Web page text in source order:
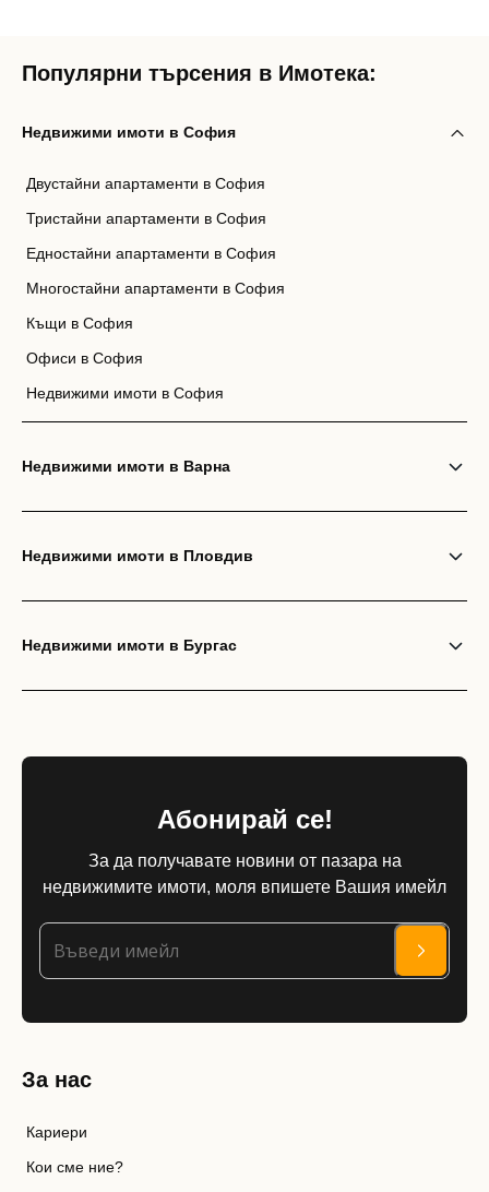
Популярни търсения в Имотека:
Недвижими имоти в София
Двустайни апартаменти в София
Тристайни апартаменти в София
Едностайни апартаменти в София
Многостайни апартаменти в София
Къщи в София
Офиси в София
Недвижими имоти в София
Недвижими имоти в Варна
Недвижими имоти в Пловдив
Недвижими имоти в Бургас
Абонирай се!
За да получавате новини от пазара на
недвижимите имоти, моля впишете Вашия имейл
За нас
Кариери
Кои сме ние?